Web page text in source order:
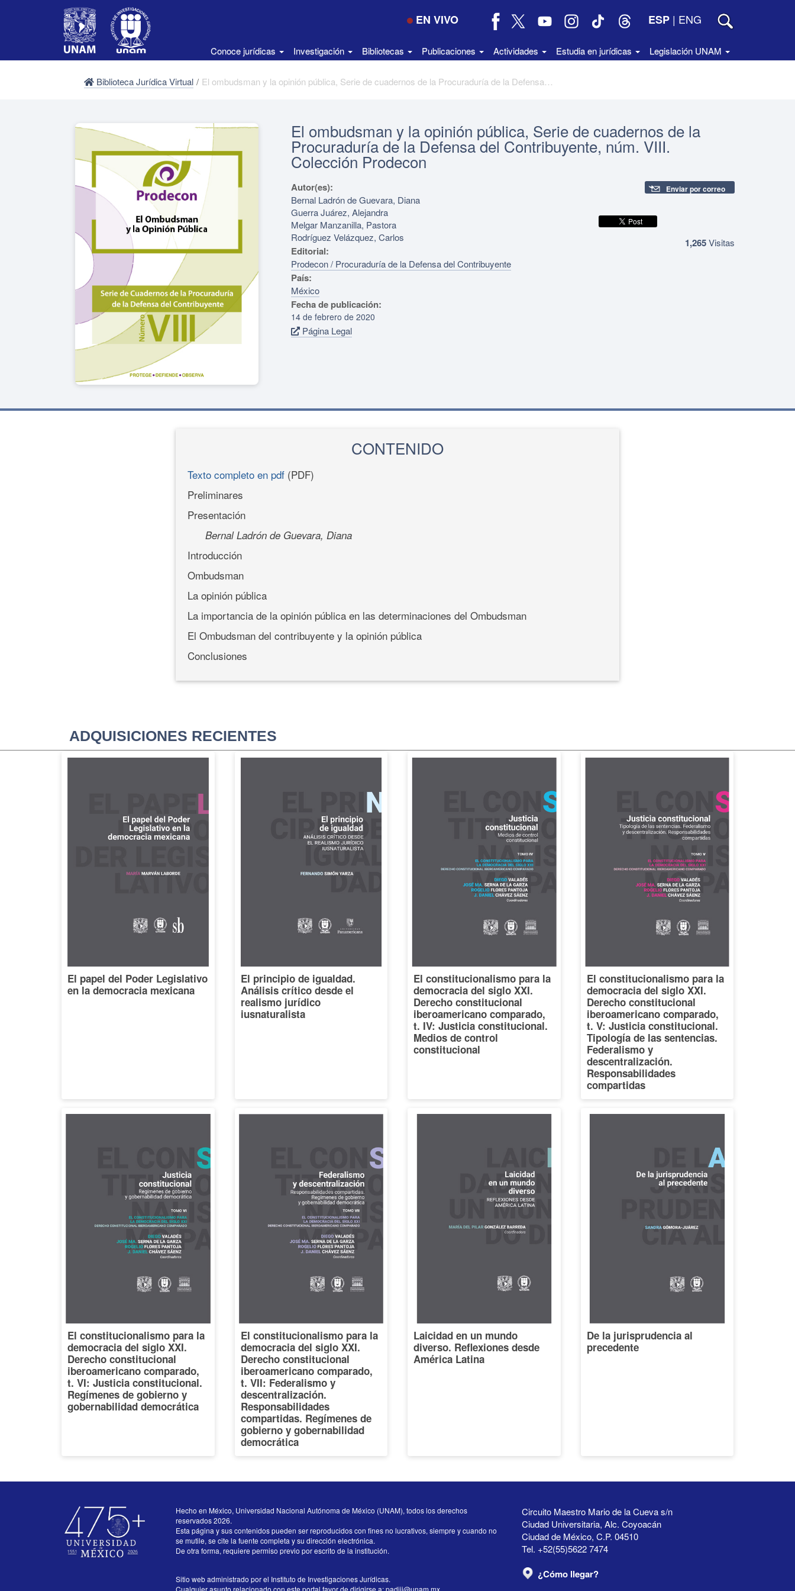
EN VIVO ESP | ENG
Conoce jurídicas Investigación Bibliotecas Publicaciones Actividades Estudia en jurídicas Legislación UNAM
Biblioteca Jurídica Virtual / El ombudsman y la opinión pública, Serie de cuadernos de la Procuraduría de la Defensa del Contribuyente, núm. VIII. Colección Prodecon
El ombudsman y la opinión pública, Serie de cuadernos de la
Procuraduría de la Defensa del Contribuyente, núm. VIII.
Colección Prodecon
Autor(es):
Bernal Ladrón de Guevara, Diana
Guerra Juárez, Alejandra
Melgar Manzanilla, Pastora
Rodríguez Velázquez, Carlos
Editorial:
Prodecon / Procuraduría de la Defensa del Contribuyente
País:
México
Fecha de publicación:
14 de febrero de 2020
Página Legal
Enviar por correo
1,265Visitas
CONTENIDO
Texto completo en pdf (PDF)
Preliminares
Presentación
Bernal Ladrón de Guevara, Diana
Introducción
Ombudsman
La opinión pública
La importancia de la opinión pública en las determinaciones del Ombudsman
El Ombudsman del contribuyente y la opinión pública
Conclusiones
ADQUISICIONES RECIENTES
El papel del Poder Legislativo
en la democracia mexicana
El principio de igualdad.
Análisis crítico desde el
realismo jurídico
iusnaturalista
El constitucionalismo para la
democracia del siglo XXI.
Derecho constitucional
iberoamericano comparado,
t. IV: Justicia constitucional.
Medios de control
constitucional
El constitucionalismo para la
democracia del siglo XXI.
Derecho constitucional
iberoamericano comparado,
t. V: Justicia constitucional.
Tipología de las sentencias.
Federalismo y
descentralización.
Responsabilidades
compartidas
El constitucionalismo para la
democracia del siglo XXI.
Derecho constitucional
iberoamericano comparado,
t. VI: Justicia constitucional.
Regímenes de gobierno y
gobernabilidad democrática
El constitucionalismo para la
democracia del siglo XXI.
Derecho constitucional
iberoamericano comparado,
t. VII: Federalismo y
descentralización.
Responsabilidades
compartidas. Regímenes de
gobierno y gobernabilidad
democrática
Laicidad en un mundo
diverso. Reflexiones desde
América Latina
De la jurisprudencia al
precedente
Circuito Maestro Mario de la Cueva s/n
Ciudad Universitaria, Alc. Coyoacán
Ciudad de México, C.P. 04510
Tel. +52(55)5622 7474
¿Cómo llegar?
Hecho en México, Universidad Nacional Autónoma de México (UNAM), todos los derechos
reservados 2026.
Esta página y sus contenidos pueden ser reproducidos con fines no lucrativos, siempre y cuando no
se mutile, se cite la fuente completa y su dirección electrónica.
De otra forma, requiere permiso previo por escrito de la institución.
Sitio web administrado por el Instituto de Investigaciones Jurídicas.